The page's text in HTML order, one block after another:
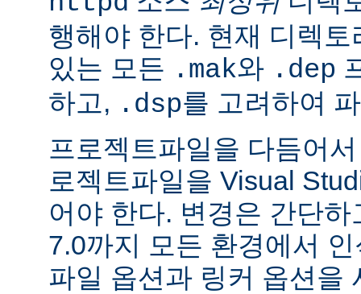
행해야 한다. 현재 디렉
있는 모든 .mak와 .dep
하고, .dsp를 고려하여
프로젝트파일을 다듬어
로젝트파일을 Visual
어야 한다. 변경은 간단
7.0까지 모든 환경에서
파일 옵션과 링커 옵션을